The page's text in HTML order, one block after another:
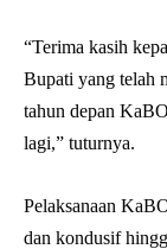
“Terima kasih
Bupati yang telah
tahun depan
lagi,” tuturnya.
Pelaksanaan
dan kondusif